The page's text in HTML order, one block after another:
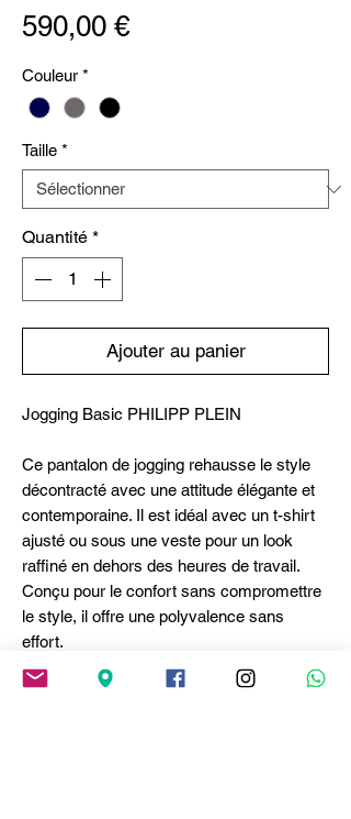
590,00 €Prix
Couleur *
Taille *
Quantité *
Ajouter au panier
Jogging Basic PHILIPP PLEIN
Ce pantalon de jogging rehausse le style
décontracté avec une attitude élégante et
contemporaine. Il est idéal avec un t-shirt
ajusté ou sous une veste pour un look
raffiné en dehors des heures de travail.
Conçu pour le confort sans compromettre
le style, il offre une polyvalence sans
effort.
● Tissu en coton de qualité supérieure
offrant une sensation de douceur et de